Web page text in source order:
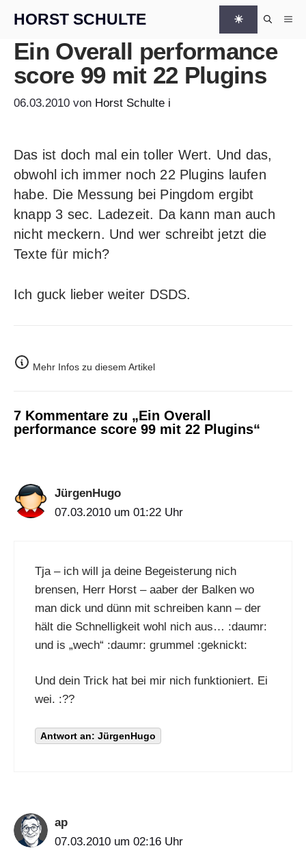
HORST SCHULTE ☀
Ein Overall performance
score 99 mit 22 Plugins
06.03.2010 von Horst Schulte i
Das ist doch mal ein toller Wert. Und das,
obwohl ich immer noch 22 Plugins laufen
habe. Die Messung bei Pingdom ergibt
knapp 3 sec. Ladezeit. Da kann man auch
nicht meckern. Und wer schreibt jetzt die
Texte für mich?
Ich guck lieber weiter DSDS.
Mehr Infos zu diesem Artikel
7 Kommentare zu „Ein Overall
performance score 99 mit 22 Plugins“
JürgenHugo
07.03.2010 um 01:22 Uhr
Tja – ich will ja deine Begeisterung nich
brensen, Herr Horst – aaber der Balken wo
man dick und dünn mit schreiben kann – der
hält die Schnelligkeit wohl nich aus… :daumr:
und is „wech“ :daumr: grummel :geknickt:
Und dein Trick hat bei mir nich funktioniert. Ei
wei. :??
Antwort an: JürgenHugo
ap
07.03.2010 um 02:16 Uhr